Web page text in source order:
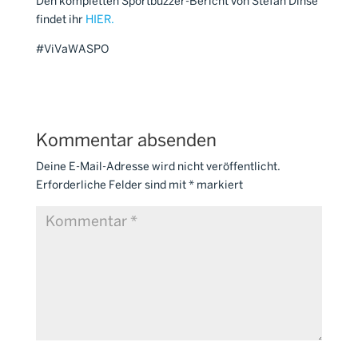
findet ihr HIER.
#ViVaWASPO
Kommentar absenden
Deine E-Mail-Adresse wird nicht veröffentlicht.
Erforderliche Felder sind mit *markiert